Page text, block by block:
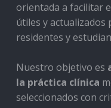
orientada a facilitar
útiles y
residentes y
Nuestro objetivo es
la práctica clínica
seleccionados con